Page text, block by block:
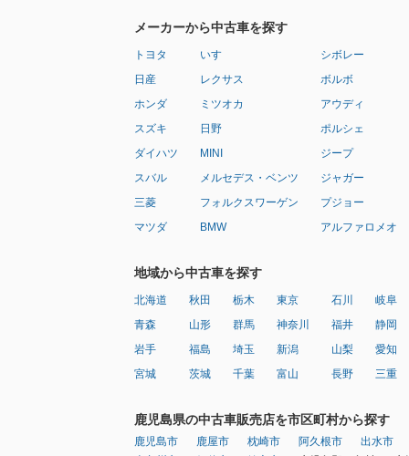
メーカーから中古車を探す
トヨタ
日産
ホンダ
スズキ
ダイハツ
スバル
三菱
マツダ
いすゞ
レクサス
ミツオカ
日野
MINI
メルセデス・ベンツ
フォルクスワーゲン
BMW
シボレー
ボルボ
アウディ
ポルシェ
ジープ
ジャガー
プジョー
アルファロメオ
地域から中古車を探す
北海道
青森
岩手
宮城
秋田
山形
福島
茨城
栃木
群馬
埼玉
千葉
東京
神奈川
新潟
富山
石川
福井
山梨
長野
岐阜
静岡
愛知
三重
鹿児島県の中古車販売店を市区町村から探す
鹿児島市 鹿屋市 枕崎市 阿久根市
出水市